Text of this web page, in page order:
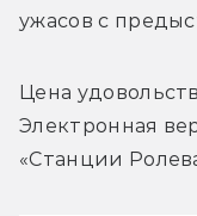
ужасов с
Цена
Электронная
«Станции